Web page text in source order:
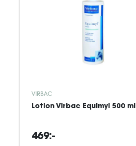
VIRBAC
Lotion Virbac Equimyl 500 ml
469:-